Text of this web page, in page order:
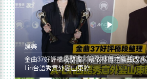
娛樂
金曲37好評橋段整理／蔡依林遭控編曲改
Lin台語秀意外變山東腔